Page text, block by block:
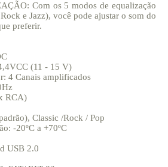
Com os 5 modos de equalização
e Jazz), você pode ajustar o som do
preferir.
(11 - 15 V)
4 Canais amplificados
RCA)
Classic /Rock / Pop
-20ºC a +70ºC
USB 2.0